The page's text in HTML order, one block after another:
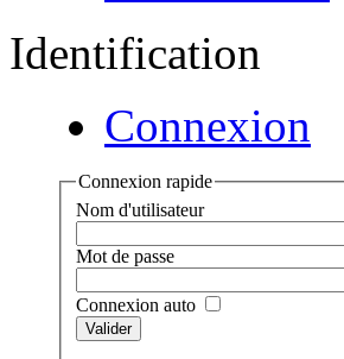
Identification
Connexion
Connexion rapide
Nom d'utilisateur
Mot de passe
Connexion auto